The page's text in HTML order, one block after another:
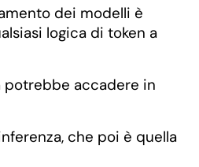
dei modelli è
logica di token a
potrebbe accadere in
che poi è quella